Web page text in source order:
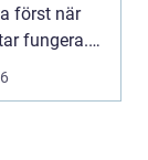
först när
fungera.